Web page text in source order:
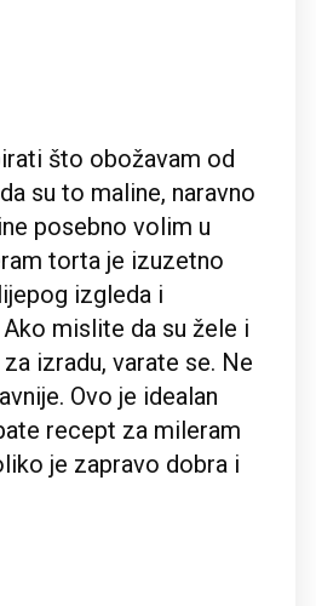
što obožavam od
su to maline, naravno
posebno volim u
torta je izuzetno
izgleda i
mislite da su žele i
izradu, varate se. Ne
Ovo je idealan
recept za mileram
je zapravo dobra i